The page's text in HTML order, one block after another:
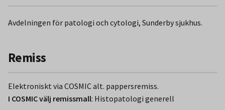
Avdelningen för patologi och cytologi, Sunderby sjukhus.
Remiss
Elektroniskt via COSMIC alt. pappersremiss.
I COSMIC välj remissmall: Histopatologi generell